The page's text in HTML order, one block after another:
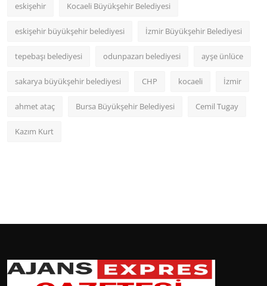
eskişehir Kocaeli Büyükşehir Belediyesi
eskişehir büyükşehir belediyesi İzmir Büyükşehir Belediyesi
tepebaşı belediyesi odunpazarı belediyesi ayşe ünlüce
sakarya büyükşehir belediyesi CHP kocaeli İzmir
ahmet ataç Bursa Büyükşehir Belediyesi Cemil Tugay
Kazım Kurt